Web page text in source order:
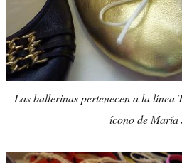
Las ballerinas pertenecen a la línea
ícono de María